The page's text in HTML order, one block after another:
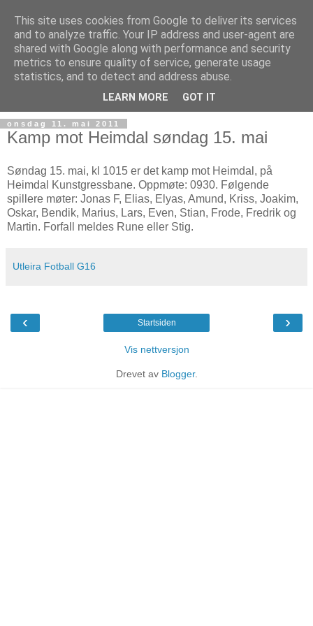
onsdag 11. mai 2011
Kamp mot Heimdal søndag 15. mai
Søndag 15. mai, kl 1015 er det kamp mot Heimdal, på
Heimdal Kunstgressbane. Oppmøte: 0930. Følgende
spillere møter: Jonas F, Elias, Elyas, Amund, Kriss, Joakim,
Oskar, Bendik, Marius, Lars, Even, Stian, Frode, Fredrik og
Martin. Forfall meldes Rune eller Stig.
Utleira Fotball G16
‹ ›
Startsiden
Vis nettversjon
Drevet av Blogger.
This site uses cookies from Google to deliver its services
and to analyze traffic. Your IP address and user-agent are
shared with Google along with performance and security
metrics to ensure quality of service, generate usage
statistics, and to detect and address abuse.
LEARN MORE GOT IT